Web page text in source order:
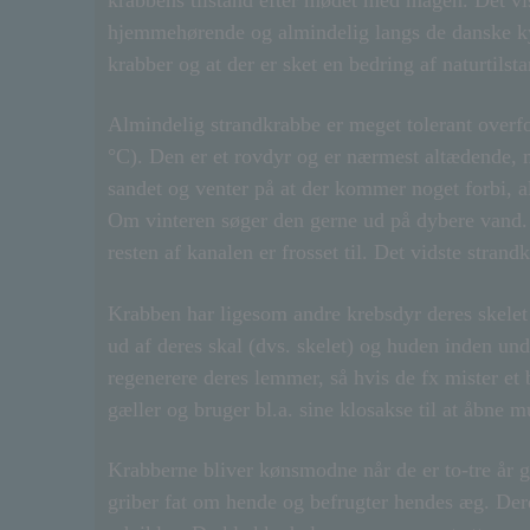
hjemmehørende og almindelig langs de
krabber og at der er sket en bedring af
Almindelig strandkrabbe er meget tolerant
°C). Den er et rovdyr og er nærmest
sandet og venter på at der kommer noget
Om vinteren søger den gerne ud på dybere
resten af kanalen er frosset til. Det vidste
Krabben har ligesom andre krebsdyr deres
ud af deres skal (dvs. skelet) og huden inden
regenerere deres lemmer, så hvis de fx mister
gæller og bruger bl.a. sine klosakse til at åbne
Krabberne bliver kønsmodne når de er to-tre år
griber fat om hende og befrugter hendes æg.